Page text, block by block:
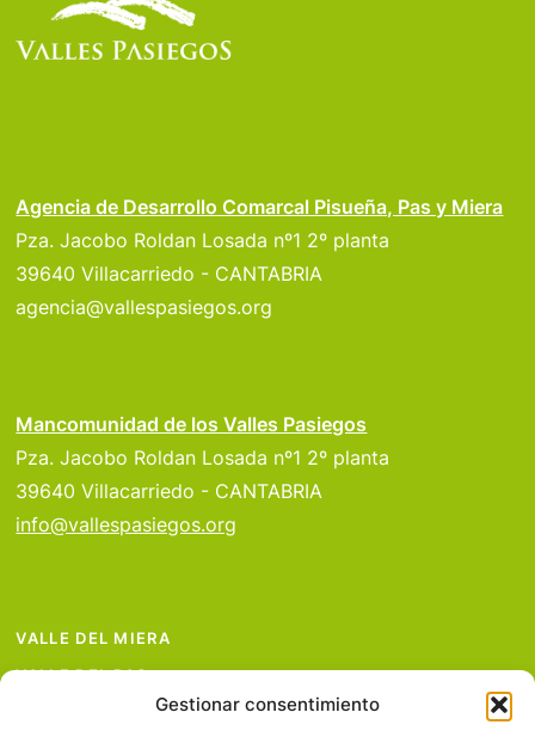
Gestionar consentimiento
Agencia de Desarrollo Comarcal Pisueña, Pas y Miera
Pza. Jacobo Roldan Losada nº1 2º planta
39640 Villacarriedo - CANTABRIA
agencia@vallespasiegos.org
Mancomunidad de los Valles Pasiegos
Pza. Jacobo Roldan Losada nº1 2º planta
39640 Villacarriedo - CANTABRIA
info@vallespasiegos.org
VALLE DEL MIERA
VALLE DEL PAS
VALLE DEL PISUEÑA